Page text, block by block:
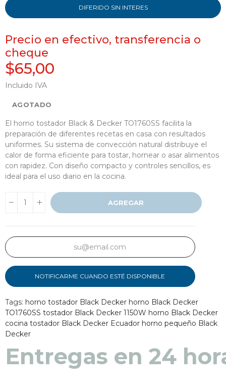
DIFERIDO SIN INTERES
Precio en efectivo, transferencia o
cheque
$65,00
Incluido IVA
AGOTADO
El horno tostador Black & Decker TO1760SS facilita la
preparación de diferentes recetas en casa con resultados
uniformes. Su sistema de convección natural distribuye el
calor de forma eficiente para tostar, hornear o asar alimentos
con rapidez. Con diseño compacto y controles sencillos, es
ideal para el uso diario en la cocina.
AGREGAR
NOTIFICARME CUANDO ESTÉ DISPONIBLE
Tags: horno tostador Black Decker horno Black Decker
TO1760SS tostador Black Decker 1150W horno Black Decker
cocina tostador Black Decker Ecuador horno pequeño Black
Decker
Entregas en 24